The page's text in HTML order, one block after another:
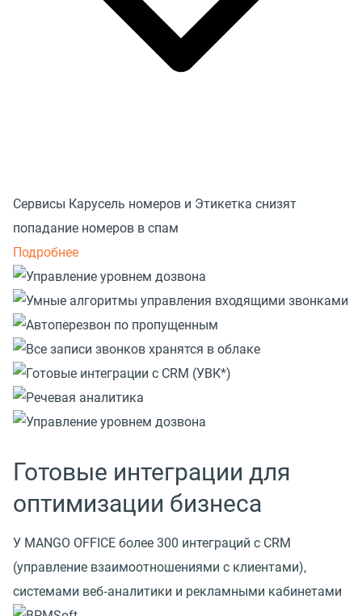
Сервисы Карусель номеров и Этикетка снизят
попадание номеров в спам
Подробнее
Готовые интеграции для
оптимизации бизнеса
У MANGO OFFICE более 300 интеграций с CRM
(управление взаимоотношениями с клиентами),
системами веб‑аналитики и рекламными кабинетами